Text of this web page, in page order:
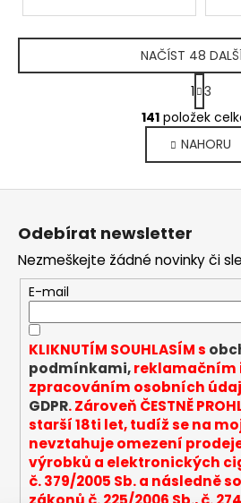
O
v
l
á
d
p
r
v
k
y
v
ý
p
i
s
u
NAČÍST 48
S
t
r
á
n
k
o
í
1 3
141položek
NAHORU
Odebírat newsletter
Nezmeškejte žádné novinky či
E-mail
KLIKNUTÍM SOUHLASÍM s
podmínkami,reklamačním
zpracováním osobních
GDPR. Zároveň ČESTNĚ
starší 18ti let, tudíž se na
nevztahuje omezení
výrobků a elektronických
č. 379/2005 Sb. a následně